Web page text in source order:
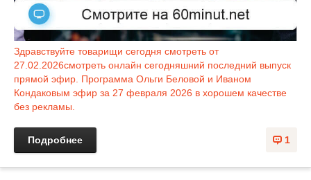
Здравствуйте товарищи сегодня смотреть от
27.02.2026смотреть онлайн сегодняшний последний выпуск
прямой эфир. Программа Ольги Беловой и Иваном
Кондаковым эфир за 27 февраля 2026 в хорошем качестве
без рекламы.
1
Подробнее